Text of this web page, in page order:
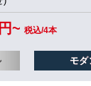
~ 税込/4本